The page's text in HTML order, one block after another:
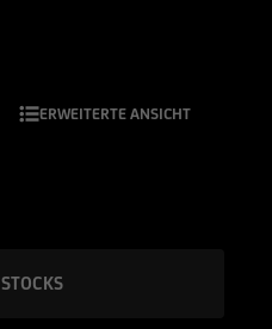
ERWEITERTE ANSICHT
STOCKS